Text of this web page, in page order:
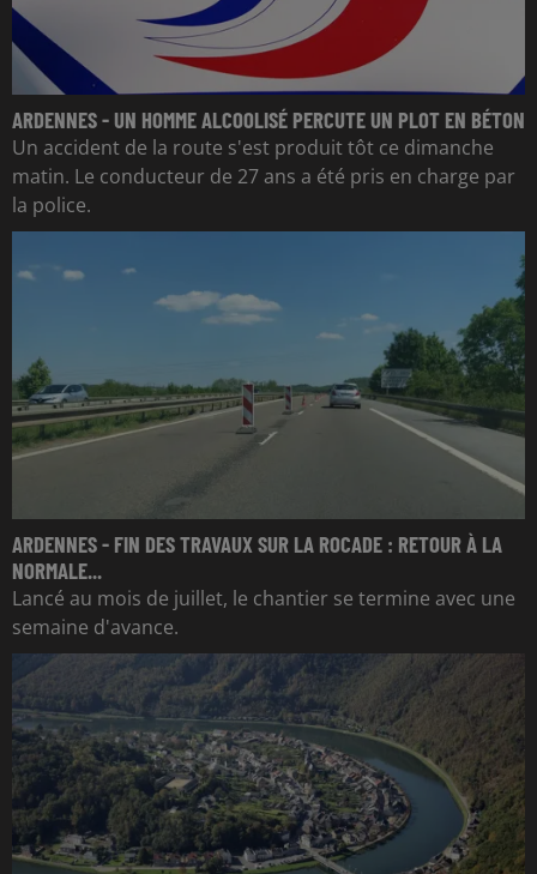
ARDENNES - UN HOMME ALCOOLISÉ PERCUTE UN PLOT EN BÉTON
Un accident de la route s'est produit tôt ce dimanche
matin. Le conducteur de 27 ans a été pris en charge par
la police.
ARDENNES - FIN DES TRAVAUX SUR LA ROCADE : RETOUR À LA
NORMALE...
Lancé au mois de juillet, le chantier se termine avec une
semaine d'avance.